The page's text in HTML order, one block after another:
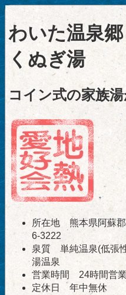
わいた温泉
くぬぎ湯
コイン式の家族
所在地 熊本県阿蘇
6-3222
泉質 単純温泉(低張
湯温泉
営業時間 24時間営業
定休日 年中無休